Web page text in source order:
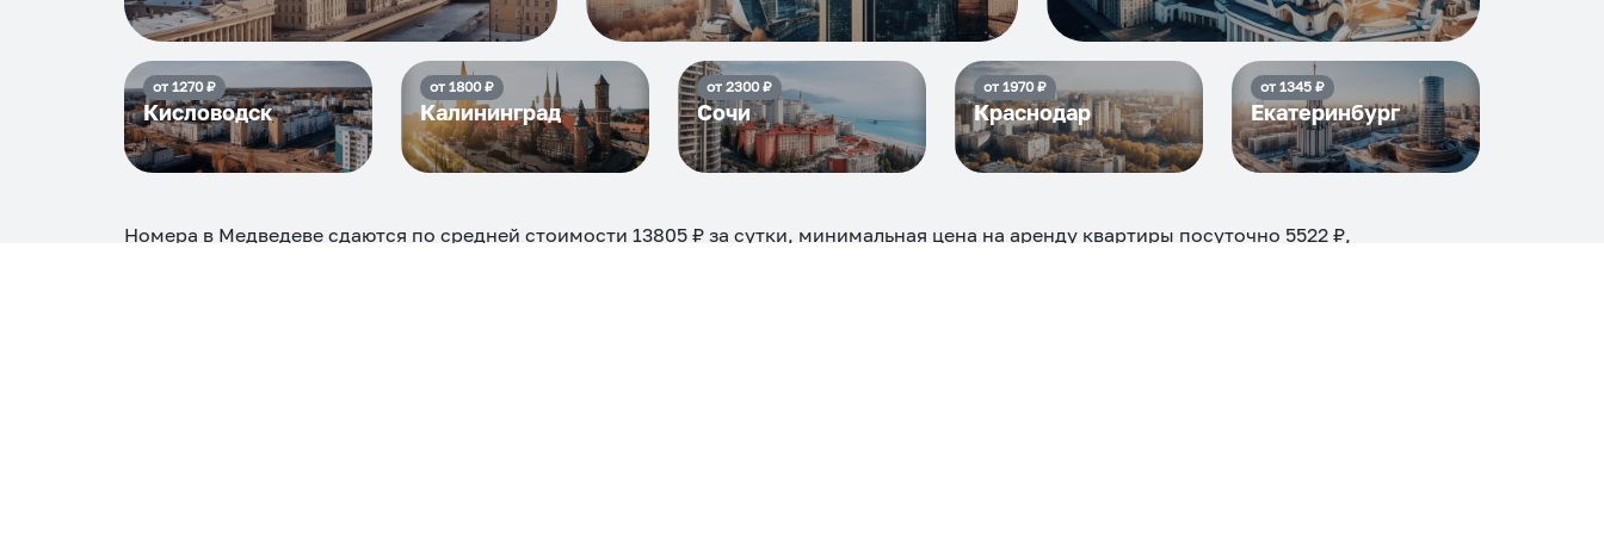
от 1270₽
Кисловодск
от 1800₽
Калининград
от 2300₽
Сочи
от 1970₽
Краснодар
от 1345₽
Екатеринбург
Номера в Медведеве сдаются по средней стоимости 13805 ₽ за сутки, минимальная цена на аренду квартиры посуточно 5522 ₽,